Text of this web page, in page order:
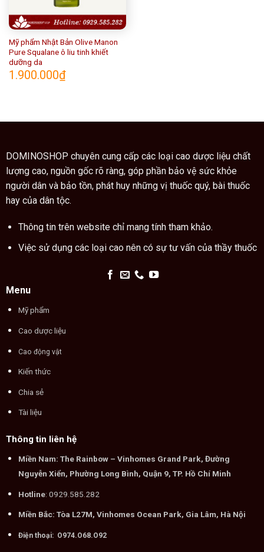
Mỹ phẩm Nhật Bản Olive Manon
Pure Squalane ô liu tinh khiết
dưỡng da
1.900.000₫
DOMINOSHOP chuyên cung cấp các loại cao dược liệu chất
lượng cao, nguồn gốc rõ ràng, góp phần bảo vệ sức khỏe
người dân và bảo tồn, phát huy những vị thuốc quý, bài thuốc
hay của dân tộc.
Thông tin trên website chỉ mang tính tham khảo.
Việc sử dụng các loại cao nên có sự tư vấn của thầy thuốc
Menu
Mỹ phẩm
Cao dược liệu
Cao động vật
Kiến thức
Chia sẻ
Tài liệu
Thông tin liên hệ
Miền Nam: The Rainbow – Vinhomes Grand Park, Đường
Nguyễn Xiển, Phường Long Bình, Quận 9, TP. Hồ Chí Minh
Hotline: 0929.585.282
Miền Bắc: Tòa L27M, Vinhomes Ocean Park, Gia Lâm, Hà Nội
Điện thoại: O974.O68.O92